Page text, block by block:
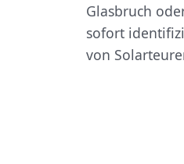
Glasbruch
sofort
von